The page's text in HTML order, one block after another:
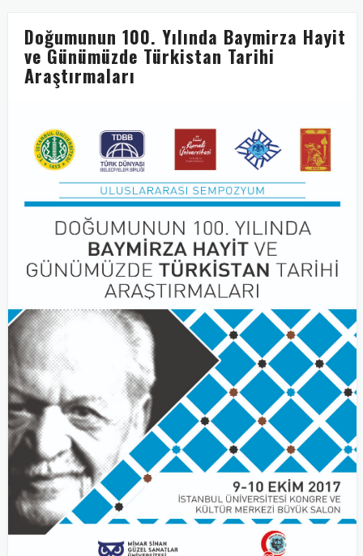
Doğumunun 100. Yılında Baymirza Hayit
ve Günümüzde Türkistan Tarihi
Araştırmaları